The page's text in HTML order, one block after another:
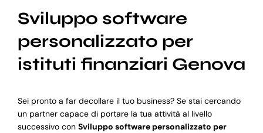
Sviluppo software
personalizzato per
istituti finanziari Genova
Sei pronto a far decollare il tuo business? Se stai cercando
un partner capace di portare la tua attività al livello
successivo con Sviluppo software personalizzato per